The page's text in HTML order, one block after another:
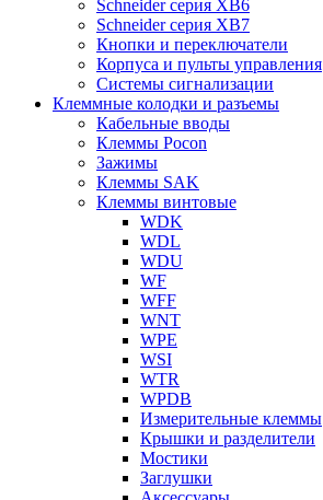
Schneider серия XB6
Schneider серия XB7
Кнопки и переключатели
Корпуса и пульты управления
Системы сигнализации
Клеммные колодки и разъемы
Кабельные вводы
Клеммы Pocon
Зажимы
Клеммы SAK
Клеммы винтовые
WDK
WDL
WDU
WF
WFF
WNT
WPE
WSI
WTR
WPDB
Измерительные клеммы
Крышки и разделители
Мостики
Заглушки